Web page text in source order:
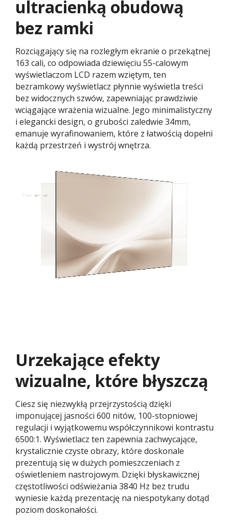
ultracienką obudową
bez ramki
Rozciągający się na rozległym ekranie o przekątnej
163 cali, co odpowiada dziewięciu 55-calowym
wyświetlaczom LCD razem wziętym, ten
bezramkowy wyświetlacz płynnie wyświetla treści
bez widocznych szwów, zapewniając prawdziwie
wciągające wrażenia wizualne. Jego minimalistyczny
i elegancki design, o grubości zaledwie 34mm,
emanuje wyrafinowaniem, które z łatwością dopełni
każdą przestrzeń i wystrój wnętrza.​
Urzekające efekty
wizualne, które błyszczą
Ciesz się niezwykłą przejrzystością dzięki
imponującej jasności 600 nitów, 100-stopniowej
regulacji i wyjątkowemu współczynnikowi kontrastu
6500:1. Wyświetlacz ten zapewnia zachwycające,
krystalicznie czyste obrazy, które doskonale
prezentują się w dużych pomieszczeniach z
oświetleniem nastrojowym. Dzięki błyskawicznej
częstotliwości odświeżania 3840 Hz bez trudu
wyniesie każdą prezentację na niespotykany dotąd
poziom doskonałości.​